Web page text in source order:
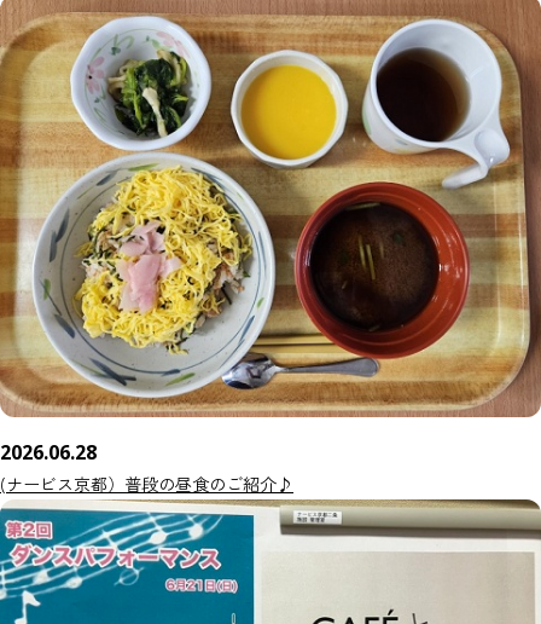
2026.06.28
(ナービス京都）普段の昼食のご紹介♪